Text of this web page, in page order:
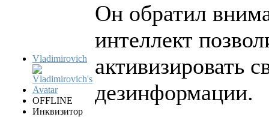
Vladimirovich
OFFLINE
Инквизитор
Он обратил
интеллект
активизировать
дезинформации.